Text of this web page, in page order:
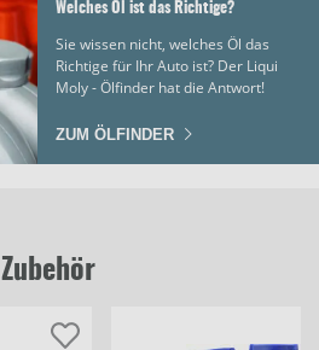
Welches Öl ist das Richtige?
Sie wissen nicht, welches Öl das
Richtige für Ihr Auto ist? Der Liqui
Moly - Ölfinder hat die Antwort!
ZUM ÖLFINDER
Zubehör